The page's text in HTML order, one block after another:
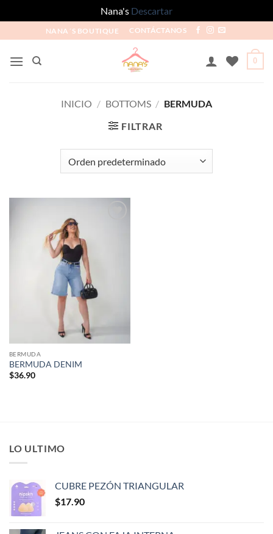
Nana's Descartar
NANA´S BOUTIQUE CONTÁCTANOS
0
INICIO / BOTTOMS / BERMUDA
FILTRAR
BERMUDA
BERMUDA DENIM
$36.90
LO ULTIMO
CUBRE PEZÓN TRIANGULAR
$17.90